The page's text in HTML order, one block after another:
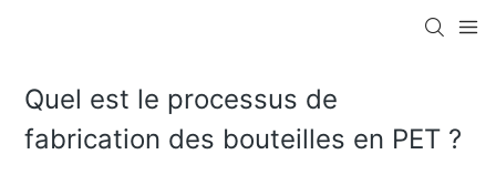
Quel est le processus de
fabrication des bouteilles en PET ?